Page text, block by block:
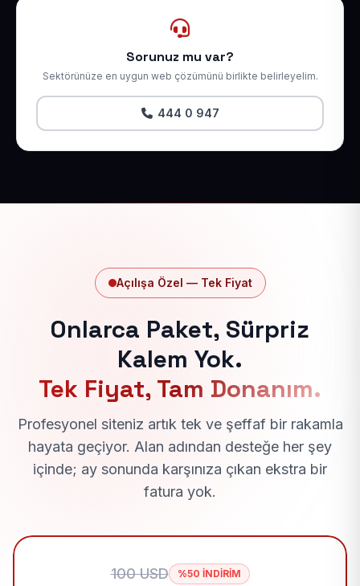
Sorunuz mu var?
Sektörünüze en uygun web çözümünü birlikte belirleyelim.
444 0 947
Açılışa Özel — Tek Fiyat
Onlarca Paket, Sürpriz
Kalem Yok.
Tek Fiyat, Tam Donanım.
Profesyonel siteniz artık tek ve şeffaf bir rakamla
hayata geçiyor. Alan adından desteğe her şey
içinde; ay sonunda karşınıza çıkan ekstra bir
fatura yok.
100 USD %50 İNDİRİM